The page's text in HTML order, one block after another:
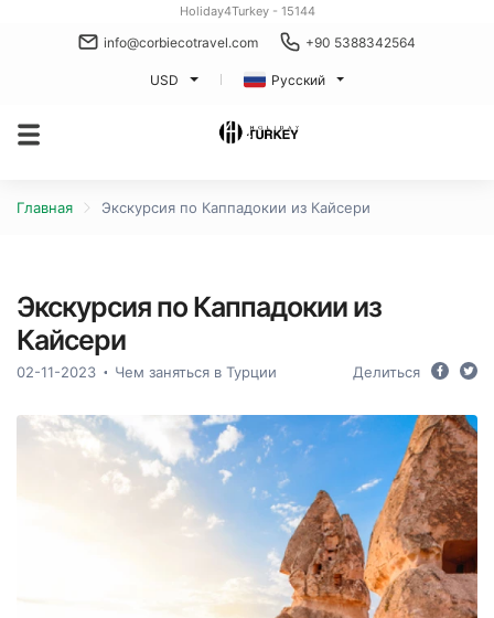
Holiday4Turkey - 15144
info@corbiecotravel.com +90 5388342564
USD Русский
Главная Экскурсия по Каппадокии из Кайсери
Экскурсия по Каппадокии из
Кайсери
02-11-2023 Чем заняться в Турции Делиться